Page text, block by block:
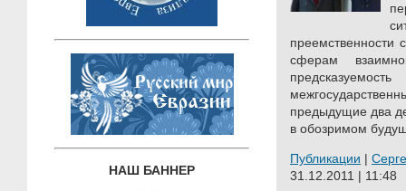
НАШ БАННЕР
преемственности
сферам
предыдущие два
в обозримом
Публикации |
31.12.2011 | 11:48